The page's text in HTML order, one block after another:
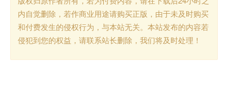
内自觉删除，若作商业用途请购买正版，由于未及时购买
和付费发生的侵权行为，与本站无关。本站发布的内容若
侵犯到您的权益，请联系站长删除，我们将及时处理！